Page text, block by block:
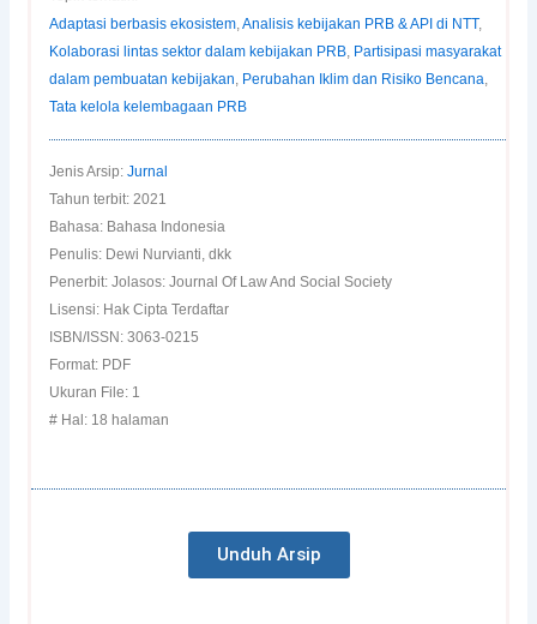
Adaptasi berbasis ekosistem,Analisis kebijakan PRB & API di NTT,
Kolaborasi lintas sektor dalam kebijakan PRB, Partisipasi masyarakat
dalam pembuatan kebijakan, Perubahan Iklim dan Risiko Bencana,
Tata kelola kelembagaan PRB
Jenis Arsip:Jurnal
Tahun terbit: 2021
Bahasa: Bahasa Indonesia
Penulis: Dewi Nurvianti, dkk
Penerbit: Jolasos: Journal Of Law And Social Society
Lisensi: Hak Cipta Terdaftar
ISBN/ISSN: 3063-0215
Format: PDF
Ukuran File: 1
# Hal: 18 halaman
Unduh Arsip